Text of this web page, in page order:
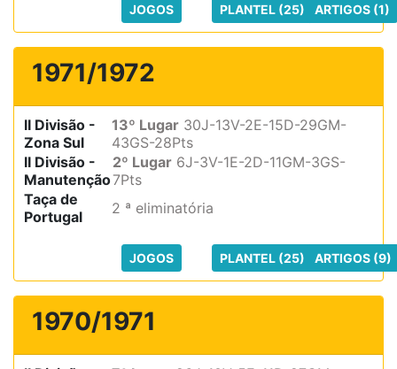
JOGOS PLANTEL (25) ARTIGOS (1)
1971/1972
II Divisão -
Zona Sul
13º Lugar 30J-13V-2E-15D-29GM-
43GS-28Pts
II Divisão -
Manutenção
2º Lugar 6J-3V-1E-2D-11GM-3GS-
7Pts
Taça de
Portugal
2 ª eliminatória
JOGOS PLANTEL (25) ARTIGOS (9)
1970/1971